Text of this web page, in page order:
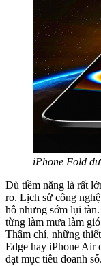
iPhone Fold
Dù tiềm năng là rất
ro. Lịch sử công
hô nhưng sớm lụi
từng làm mưa làm
Thậm chí, những
Edge hay iPhone Air
đạt mục tiêu doanh số.